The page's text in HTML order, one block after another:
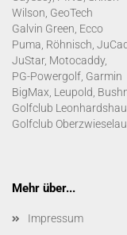
Wilson, GeoTech
Galvin Green, Ecco
Puma, Röhnisch,
JuStar, Motocaddy,
PG-Powergolf, Garmin
BigMax, Leupold,
Golfclub
Golfclub Oberzwieselau
Mehr über...
Impressum